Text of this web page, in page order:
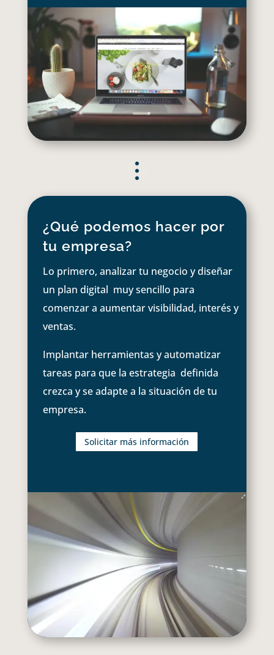
¿Qué podemos hacer por
tu empresa?
Lo primero, analizar tu negocio y diseñar
un plan digital muy sencillo para
comenzar a aumentar visibilidad, interés y
ventas.
Implantar herramientas y automatizar
tareas para que la estrategia definida
crezca y se adapte a la situación de tu
empresa.
Solicitar más información